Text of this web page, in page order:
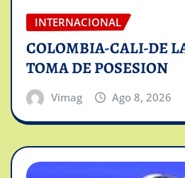
INTERNACIONAL
COLOMBIA-CALI-DE
TOMA DE POSESION
Vimag Ago 8, 2026